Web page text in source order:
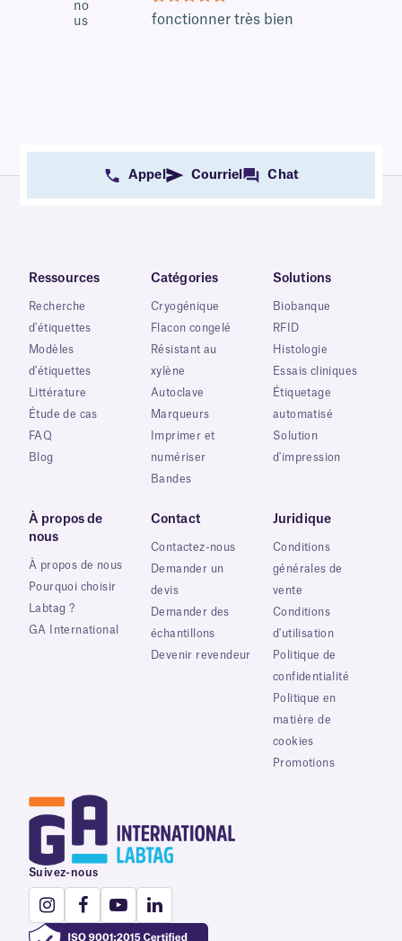
5
fonctionner très bien
Appel Courriel Chat
Ressources
Recherche
d'étiquettes
Modèles
d'étiquettes
Littérature
Étude de cas
FAQ
Blog
Catégories
Cryogénique
Flacon congelé
Résistant au
xylène
Autoclave
Marqueurs
Imprimer et
numériser
Bandes
Solutions
Biobanque
RFID
Histologie
Essais cliniques
Étiquetage
automatisé
Solution
d'impression
À propos de
nous
À propos de nous
Pourquoi choisir
Labtag ?
GA International
Contact
Contactez-nous
Demander un
devis
Demander des
échantillons
Devenir revendeur
Juridique
Conditions
générales de
vente
Conditions
d'utilisation
Politique de
confidentialité
Politique en
matière de
cookies
Promotions
Suivez-nous